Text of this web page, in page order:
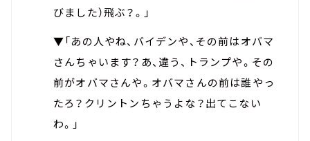
びました）飛ぶ？。」
▼「あの人やね、バイデンや、その前はオバマ
さんちゃいます？あ、違う、トランプや。その
前がオバマさんや。オバマさんの前は誰やっ
たろ？クリントンちゃうよな？出てこない
わ。」